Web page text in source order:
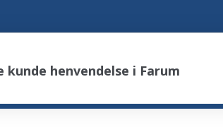
henvendelse i Farum